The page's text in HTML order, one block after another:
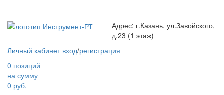
Адрес: г.Казань, ул.Завойского,
д.23 (1 этаж)
Личный кабинет вход/регистрация
0 позиций
на сумму
0 руб.